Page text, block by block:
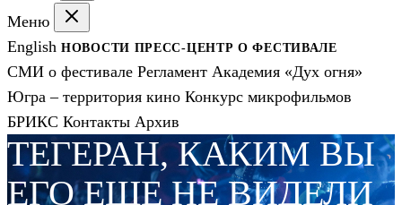
Меню
English НОВОСТИ ПРЕСС-ЦЕНТРО ФЕСТИВАЛЕ
СМИ о фестивале Регламент Академия «Дух огня»
Югра – территория кино Конкурс микрофильмов
БРИКС Контакты Архив
ТЕГЕРАН, КАКИМ ВЫ
ЕГО ЕЩЕ НЕ ВИДЕЛИ